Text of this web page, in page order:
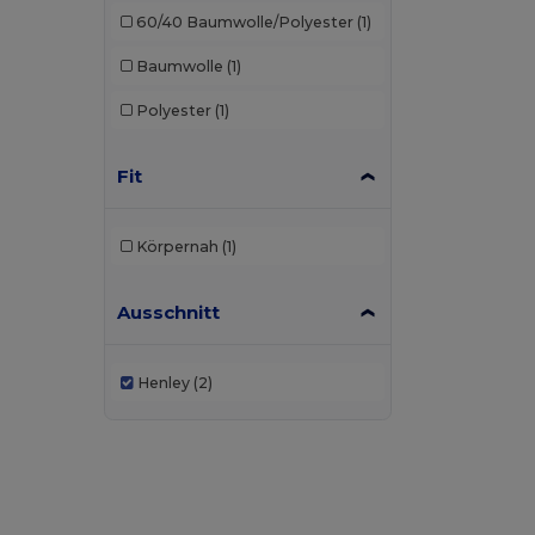
60/40 Baumwolle/Polyester (1)
Baumwolle (1)
Polyester (1)
Fit
Körpernah (1)
Ausschnitt
Henley (2)